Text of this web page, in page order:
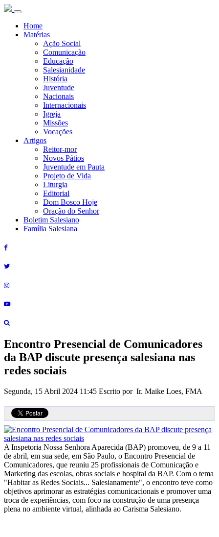
Home
Matérias
Ação Social
Comunicação
Educação
Salesianidade
História
Juventude
Nacionais
Internacionais
Igreja
Missões
Vocações
Artigos
Reitor-mor
Novos Pátios
Juventude em Pauta
Projeto de Vida
Liturgia
Editorial
Dom Bosco Hoje
Oração do Senhor
Boletim Salesiano
Família Salesiana
Encontro Presencial de Comunicadores
da BAP discute presença salesiana nas
redes sociais
Segunda, 15 Abril 2024 11:45 Escrito por Ir. Maike Loes, FMA
A Inspetoria Nossa Senhora Aparecida (BAP) promoveu, de 9 a 11
de abril, em sua sede, em São Paulo, o Encontro Presencial de
Comunicadores, que reuniu 25 profissionais de Comunicação e
Marketing das escolas, obras sociais e hospital da BAP. Com o tema
"Habitar as Redes Sociais... Salesianamente", o encontro teve como
objetivos aprimorar as estratégias comunicacionais e promover uma
troca de experiências, com foco na construção de uma presença
plena no ambiente virtual, alinhada ao Carisma Salesiano.